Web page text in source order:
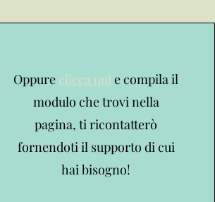
Oppure clicca qui e compila il
modulo che trovi nella
pagina, ti ricontatterò
fornendoti il supporto di cui
hai bisogno!